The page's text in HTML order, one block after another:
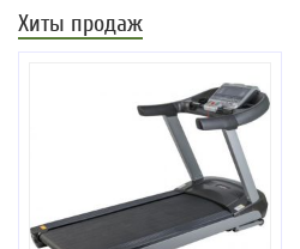
Хиты продаж